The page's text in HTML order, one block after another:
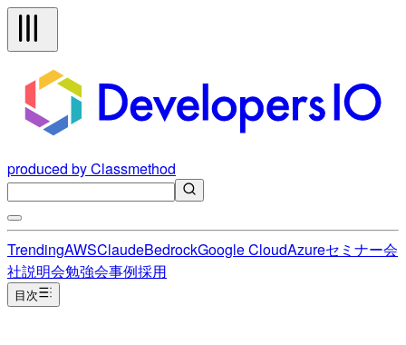
produced by Classmethod
TrendingAWSClaudeBedrockGoogle CloudAzureセミナー会
社説明会勉強会事例採用
目次